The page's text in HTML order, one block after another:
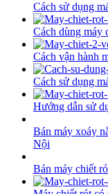
Cách sử dụng
Cách dùng máy
Cách vận hành
Cách sử dụng
Hướng dẫn sử
Bán máy xoáy
Nội
Bán máy chiết